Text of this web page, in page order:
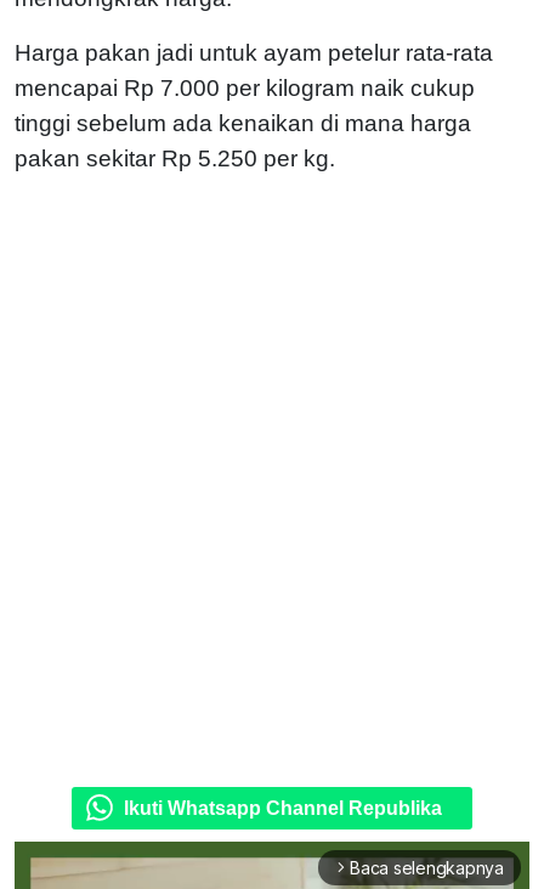
Harga pakan jadi untuk ayam petelur rata-rata
mencapai Rp 7.000 per kilogram naik cukup
tinggi sebelum ada kenaikan di mana harga
pakan sekitar Rp 5.250 per kg.
Ikuti Whatsapp Channel Republika
arrow_forward_ios Baca selengkapnya